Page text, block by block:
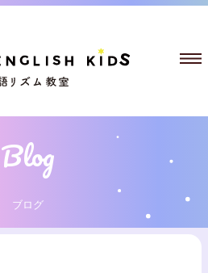
ブログ